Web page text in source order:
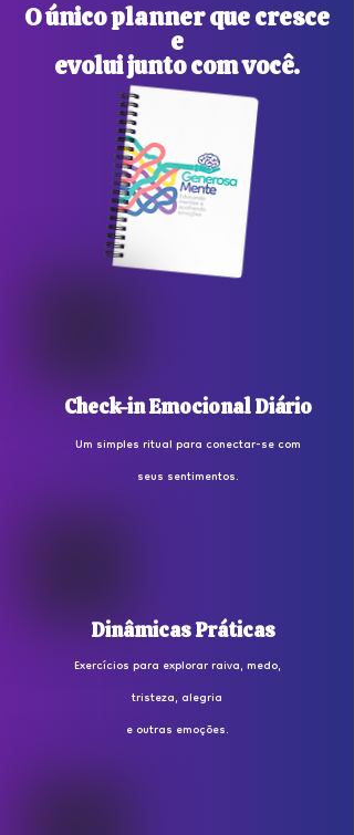
O único planner que cresce
e
evolui junto com você.
Dinâmicas Práticas
Exercícios para explorar raiva, medo,
tristeza, alegria
e outras emoções.
Check-in Emocional Diário
Um simples ritual para conectar-se com
seus sentimentos.